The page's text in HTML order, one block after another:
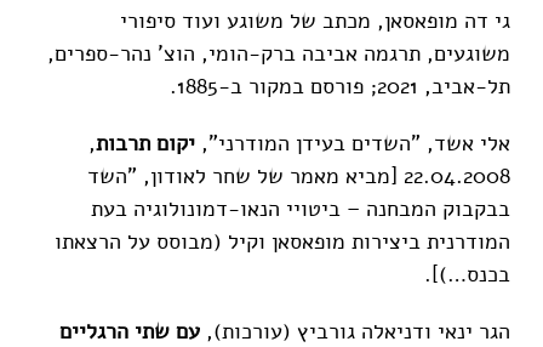
גי דה מופאסאן, מכתב של משוגע ועוד סיפורי
משוגעים, תרגמה אביבה ברק-הומי, הוצ' נהר-ספרים,
תל-אביב, 2021; פורסם במקור ב-1885.
אלי אשד, "השדים בעידן המודרני", יקום תרבות,
22.04.2008 [מביא מאמר של שחר לאודון, "השד
בבקבוק המבחנה – ביטויי הנאו-דמונולוגיה בעת
המודרנית ביצירות מופאסאן וקיל (מבוסס על הרצאתו
בכנס…)].
הגר ינאי ודניאלה גורביץ (עורכות), עם שתי הרגליים